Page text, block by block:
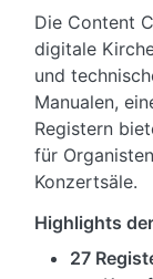
Die Content
digitale
und
Manualen,
Registern
für
Konzertsäle.
Highlights
27